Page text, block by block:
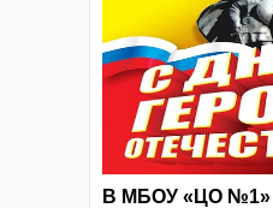
В МБОУ «ЦО №1»